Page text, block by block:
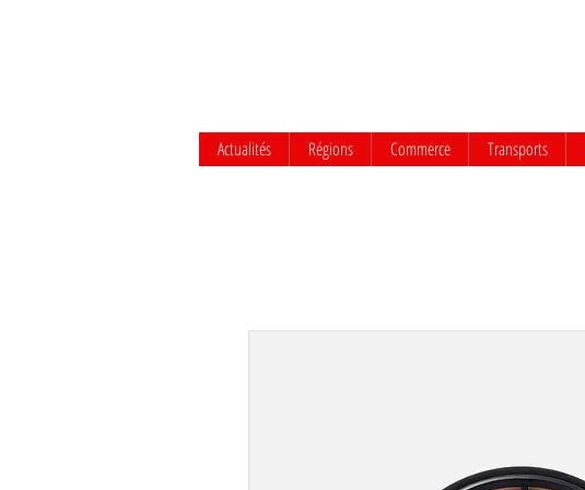
Actualités Régions Commerce Transports